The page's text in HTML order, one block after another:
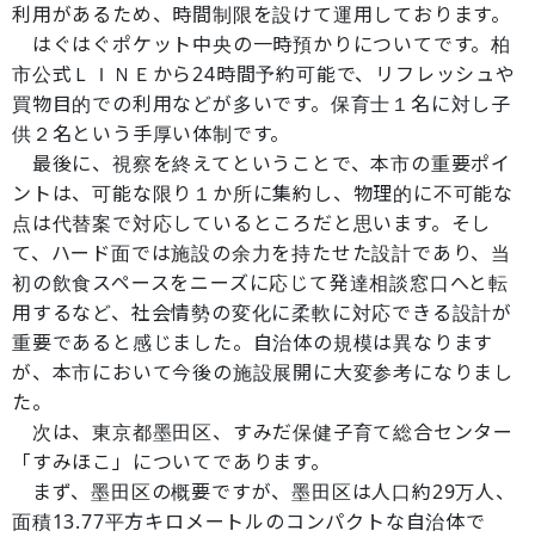
利用があるため、時間制限を設けて運用しております。
はぐはぐポケット中央の一時預かりについてです。柏
市公式ＬＩＮＥから24時間予約可能で、リフレッシュや
買物目的での利用などが多いです。保育士１名に対し子
供２名という手厚い体制です。
最後に、視察を終えてということで、本市の重要ポイ
ントは、可能な限り１か所に集約し、物理的に不可能な
点は代替案で対応しているところだと思います。そし
て、ハード面では施設の余力を持たせた設計であり、当
初の飲食スペースをニーズに応じて発達相談窓口へと転
用するなど、社会情勢の変化に柔軟に対応できる設計が
重要であると感じました。自治体の規模は異なります
が、本市において今後の施設展開に大変参考になりまし
た。
次は、東京都墨田区、すみだ保健子育て総合センター
「すみほこ」についてであります。
まず、墨田区の概要ですが、墨田区は人口約29万人、
面積13.77平方キロメートルのコンパクトな自治体で